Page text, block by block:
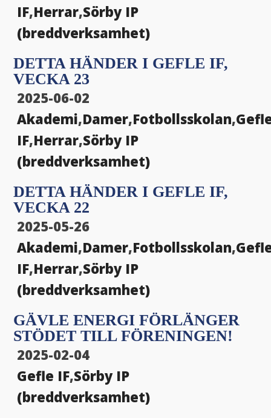
IF,Herrar,Sörby IP
(breddverksamhet)
DETTA HÄNDER I GEFLE IF,
VECKA 23
2025-06-02
Akademi,Damer,Fotbollsskolan,
IF,Herrar,Sörby IP
(breddverksamhet)
DETTA HÄNDER I GEFLE IF,
VECKA 22
2025-05-26
Akademi,Damer,Fotbollsskolan,
IF,Herrar,Sörby IP
(breddverksamhet)
GÄVLE ENERGI FÖRLÄNGER
STÖDET TILL FÖRENINGEN!
2025-02-04
Gefle IF,Sörby IP
(breddverksamhet)